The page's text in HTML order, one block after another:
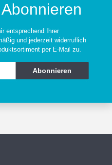
entsprechend Ihrer
und jederzeit widerruflich
per E-Mail zu.
Abonnieren